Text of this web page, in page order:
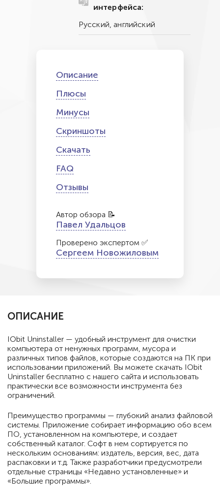
интерфейса:
Русский, английский
Описание
Плюсы
Минусы
Скриншоты
Скачать
FAQ
Отзывы
Автор обзора 📝
Павел Удальцов
Проверено экспертом ✅
Сергеем Новожиловым
ОПИСАНИЕ
IObit Uninstaller — удобный инструмент для очистки
компьютера от ненужных программ, мусора и
различных типов файлов, которые создаются на ПК при
использовании приложений. Вы можете скачать IObit
Uninstaller бесплатно с нашего сайта и использовать
практически все возможности инструмента без
ограничений.
Преимущество программы — глубокий анализ файловой
системы. Приложение собирает информацию обо всем
ПО, установленном на компьютере, и создает
собственный каталог. Софт в нем сортируется по
нескольким основаниям: издатель, версия, вес, дата
распаковки и т.д. Также разработчики предусмотрели
отдельные страницы «Недавно установленные» и
«Большие программы».